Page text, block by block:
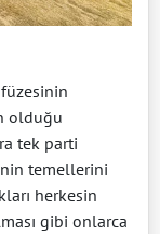
olduğu
tek parti
temellerini
herkesin
gibi onlarca